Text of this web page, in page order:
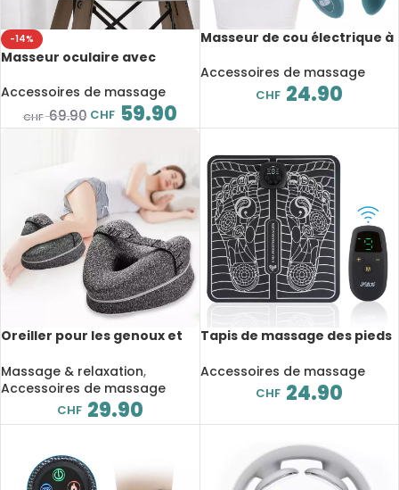
-14%
Masseur oculaire avec
Bluetooth, musique,
pression d’air, pliable
Accessoires de massage
CHF69.90 CHF 59.90
Masseur de cou électrique à
massage à impulsion,
compresse chaude initiée
Accessoires de massage
CHF 24.90
Oreiller pour les genoux et
mémoire, ergonomique,
pour le sommeil
Massage & relaxation,
Accessoires de massage
CHF 29.90
Tapis de massage des pieds
portable et pliable
Accessoires de massage
CHF 24.90